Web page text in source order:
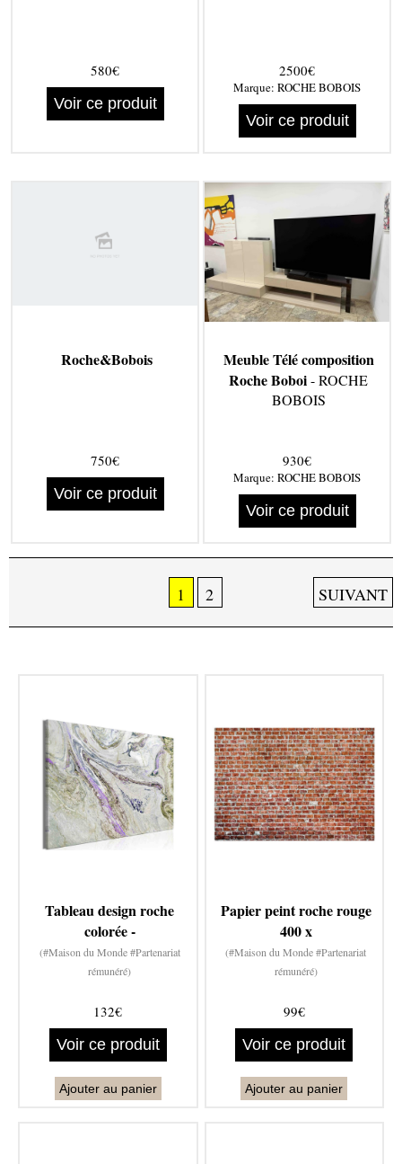
580€
Voir ce produit
2500€
Marque: ROCHE BOBOIS
Voir ce produit
Roche&Bobois
750€
Voir ce produit
Meuble Télé composition
Roche Boboi- ROCHE
BOBOIS
930€
Marque: ROCHE BOBOIS
Voir ce produit
1 2 SUIVANT
Tableau design roche
colorée -
(#Maison du Monde #Partenariat
rémunéré)
132€
Voir ce produit
Ajouter au panier
Papier peint roche rouge
400 x
(#Maison du Monde #Partenariat
rémunéré)
99€
Voir ce produit
Ajouter au panier